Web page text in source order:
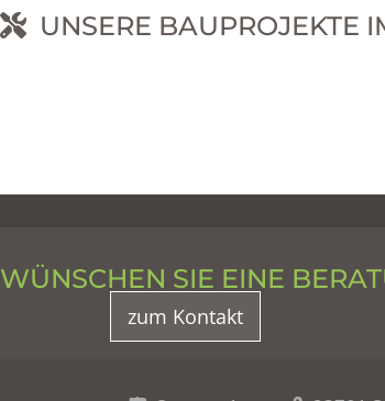
UNSERE BAUPROJEKTE
WÜNSCHEN SIE EINE
zum Kontakt